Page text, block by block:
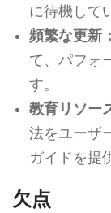
に待機して
頻繁な更新：
て、パフォ
す。
教育リソー
法をユーザ
ガイドを提
欠点